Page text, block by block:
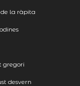
de la ràpita
gregori
desvern